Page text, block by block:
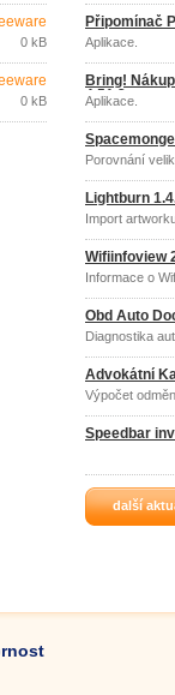
0 kB
0 kB
Připomínač
Aplikace.
Bring!
4.51.2
Aplikace.
Porovnání
Lightburn
Import
Wifiinfoview
Informace o
Obd Auto
Diagnostika
Advokátní
Výpočet
Speedbar
další